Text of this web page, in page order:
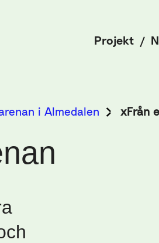
Projekt
i Almedalen xFrån